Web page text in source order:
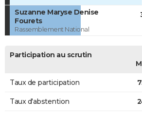
Suzanne Maryse Denise
Fourets
Rassemblement National
Participation au scrutin
Taux de participation
Taux d'abstention